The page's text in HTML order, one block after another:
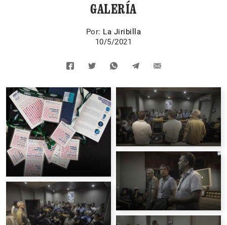
GALERÍA
Por: La Jiribilla
10/5/2021